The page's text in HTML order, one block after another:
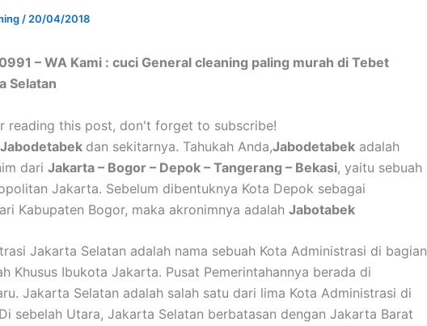
/ 20/04/2018
– WA Kami : cuci General cleaning paling murah di Tebet
Selatan
reading this post, don't forget to subscribe!
Jabodetabek dan sekitarnya. Tahukah Anda,Jabodetabek adalah
dari Jakarta – Bogor – Depok – Tangerang – Bekasi, yaitu sebuah
Jakarta. Sebelum dibentuknya Kota Depok sebagai
Kabupaten Bogor, maka akronimnya adalah Jabotabek
Jakarta Selatan adalah nama sebuah Kota Administrasi di bagian
Khusus Ibukota Jakarta. Pusat Pemerintahannya berada di
Jakarta Selatan adalah salah satu dari lima Kota Administrasi di
sebelah Utara, Jakarta Selatan berbatasan dengan Jakarta Barat